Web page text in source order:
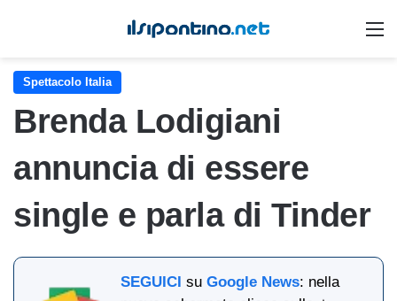
Spettacolo Italia
Brenda Lodigiani
annuncia di essere
single e parla di Tinder
SEGUICI suGoogle News: nella